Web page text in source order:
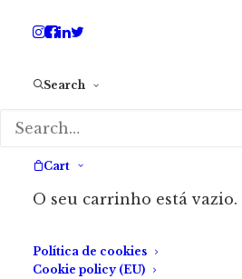
Search
Cart
O seu carrinho está vazio.
Política de cookies
Cookie policy (EU)
Ortográfico de 1945
SOBRE A
Liliana Duarte